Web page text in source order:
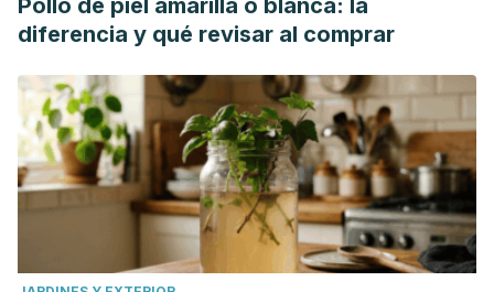
Pollo de piel amarilla o blanca: la
diferencia y qué revisar al comprar